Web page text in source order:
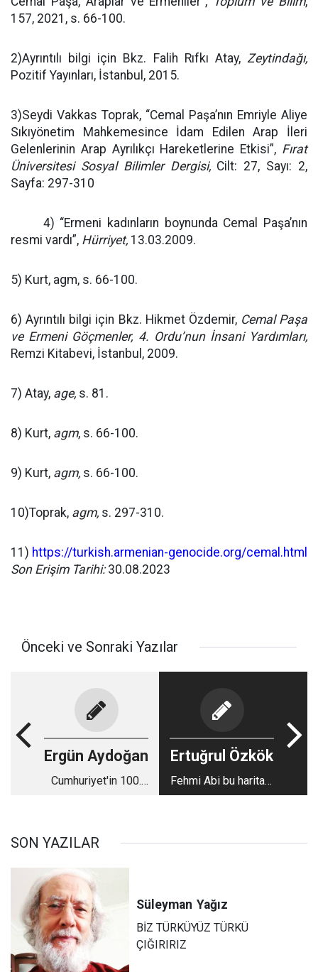
157, 2021, s. 66-100.
2)Ayrıntılı bilgi için Bkz. Falih Rıfkı Atay, Zeytindağı,
Pozitif Yayınları, İstanbul, 2015.
3)Seydi Vakkas Toprak, “Cemal Paşa’nın Emriyle Aliye
Sıkıyönetim Mahkemesince İdam Edilen Arap İleri
Gelenlerinin Arap Ayrılıkçı Hareketlerine Etkisi”, Fırat
Üniversitesi Sosyal Bilimler Dergisi,Cilt: 27, Sayı: 2,
Sayfa: 297-310
4) “Ermeni kadınların boynunda Cemal Paşa’nın
resmi vardı”, Hürriyet, 13.03.2009.
5) Kurt, agm, s. 66-100.
6) Ayrıntılı bilgi için Bkz. Hikmet Özdemir, Cemal Paşa
ve Ermeni Göçmenler, 4. Ordu’nun İnsani Yardımları,
Remzi Kitabevi, İstanbul, 2009.
7) Atay, age, s. 81.
8) Kurt, agm, s. 66-100.
9) Kurt, agm, s. 66-100.
10)Toprak, agm, s. 297-310.
11) https://turkish.armenian-genocide.org/cemal.html
Son Erişim Tarihi:30.08.2023
Önceki ve Sonraki Yazılar
Ergün Aydoğan
Cumhuriyet'in 100.
Ertuğrul Özkök
Fehmi Abi bu haritayı
görse...
SON YAZILAR
Süleyman Yağız
BİZ TÜRKÜYÜZ TÜRKÜ
ÇIĞIRIRIZ